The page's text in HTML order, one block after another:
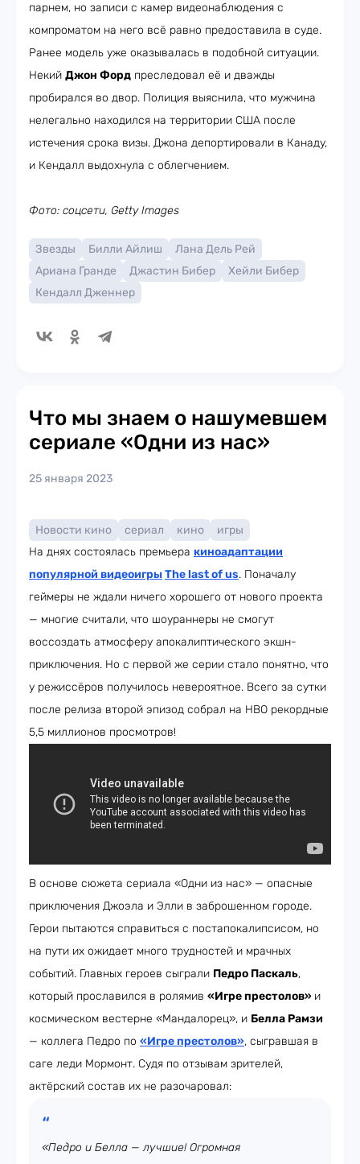
парнем, но записи с камер видеонаблюдения с
компроматом на него всё равно предоставила в суде.
Ранее модель уже оказывалась в подобной ситуации.
Некий Джон Форд преследовал её и дважды
пробирался во двор. Полиция выяснила, что мужчина
нелегально находился на территории США после
истечения срока визы. Джона депортировали в Канаду,
и Кендалл выдохнула с облегчением.
Фото: соцсети, Getty Images
Звезды Билли Айлиш
Лана Дель Рей
Ариана Гранде
Джастин Бибер
Хейли Бибер
Кендалл Дженнер
Что мы знаем о нашумевшем
сериале «Одни из нас»
25 января 2023
Новости кино сериал кино
игры
На днях состоялась премьера киноадаптации
популярной видеоигрыThe last of us. Поначалу
геймеры не ждали ничего хорошего от нового проекта
— многие считали, что шоураннеры не смогут
воссоздать атмосферу апокалиптического экшн-
приключения. Но с первой же серии стало понятно, что
у режиссёров получилось невероятное. Всего за сутки
после релиза второй эпизод собрал на HBO рекордные
5,5 миллионов просмотров!
В основе сюжета сериала «Одни из нас» — опасные
приключения Джоэла и Элли в заброшенном городе.
Герои пытаются справиться с постапокалипсисом, но
на пути их ожидает много трудностей и мрачных
событий. Главных героев сыграли Педро Паскаль,
который прославился в ролямив «Игре престолов» и
космическом вестерне «Мандалорец», и Белла Рамзи
— коллега Педро по «Игре престолов», сыгравшая в
саге леди Мормонт. Судя по отзывам зрителей,
актёрский состав их не разочаровал:
«Педро и Белла — лучшие! Огромная